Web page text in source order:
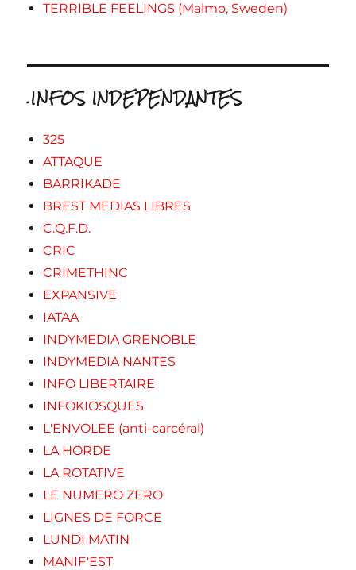
TERRIBLE FEELINGS (Malmo, Sweden)
.INFOS INDEPENDANTES
325
ATTAQUE
BARRIKADE
BREST MEDIAS LIBRES
C.Q.F.D.
CRIC
CRIMETHINC
EXPANSIVE
IATAA
INDYMEDIA GRENOBLE
INDYMEDIA NANTES
INFO LIBERTAIRE
INFOKIOSQUES
L'ENVOLEE (anti-carcéral)
LA HORDE
LA ROTATIVE
LE NUMERO ZERO
LIGNES DE FORCE
LUNDI MATIN
MANIF'EST